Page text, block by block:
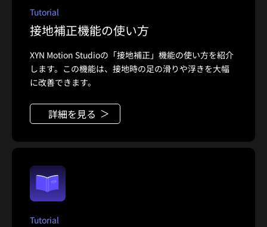
Tutorial
接地補正機能の使い方
XYN Motion Studioの「接地補正」機能の使い方を紹介
します。この機能は、接地時の足の滑りや浮きを大幅
に改善できます。
詳細を見る
Tutorial